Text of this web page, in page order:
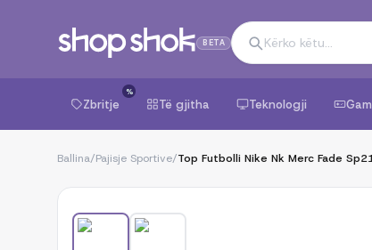
BETA
Zbritje
%
Të gjitha Teknologji
Ballina/Pajisje Sportive/Top Futbolli Nike Nk Merc Fade